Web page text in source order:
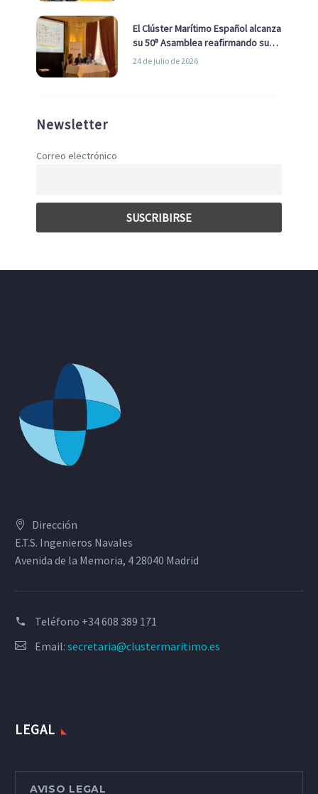
El Clúster Marítimo Español alcanza
su 50ª Asamblea reafirmando su
liderazgo en la Economía Azul
24 de julio de 2026
Newsletter
Correo electrónico
Dirección
E.T.S. Ingenieros Navales
Avenida de la Memoria, 4 28040 Madrid
Teléfono +34 608 389 171
Email: secretaria@clustermaritimo.es
LEGAL
AVISO LEGAL